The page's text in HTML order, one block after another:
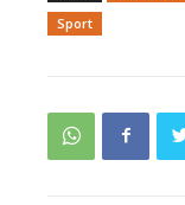
Sport